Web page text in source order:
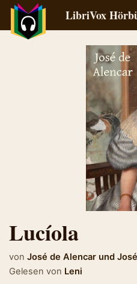
LibriVox
Lucíola
von José de Alencar und
Gelesen von Leni